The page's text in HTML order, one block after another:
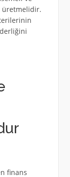
üretmelidir.
finans